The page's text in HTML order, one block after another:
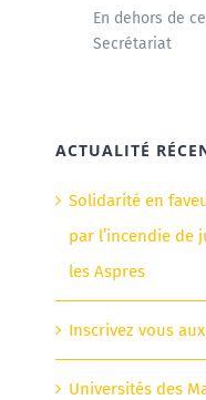
En dehors de
Secrétariat
ACTUALITÉ
Solidarité en
par l’incendie de
les Aspres
Inscrivez vous
Universités des